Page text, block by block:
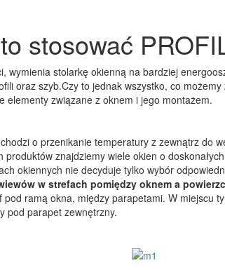
stosować
wymienia stolarkę okienną na bardziej
oraz szyb.Czy to jednak wszystko, co
elementy związane z oknem i jego montażem.
o przenikanie temperatury z zewnątrz do
znajdziemy wiele okien o
okiennych nie decyduje tylko wybór
w strefach pomiędzy oknem a
ramą okna, między parapetami. W miejscu
pod parapet zewnętrzny.